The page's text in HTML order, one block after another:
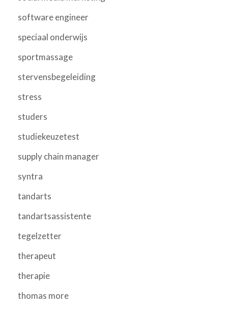
software engineer
speciaal onderwijs
sportmassage
stervensbegeleiding
stress
studers
studiekeuzetest
supply chain manager
syntra
tandarts
tandartsassistente
tegelzetter
therapeut
therapie
thomas more